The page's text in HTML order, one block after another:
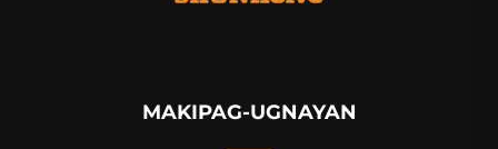
MAKIPAG-UGNAYAN